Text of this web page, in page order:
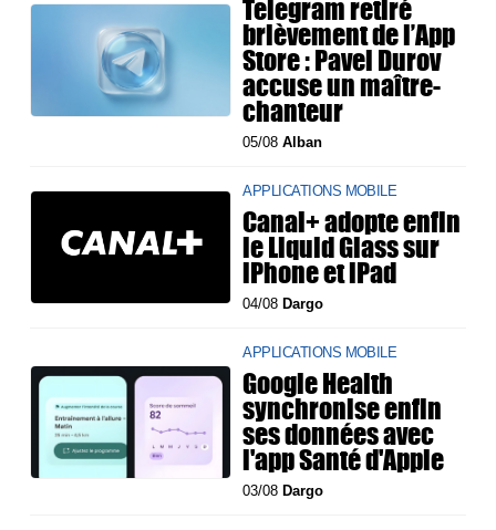
Telegram retiré
brièvement de l’App
Store : Pavel Durov
accuse un maître-
chanteur
05/08Alban
APPLICATIONS MOBILE
Canal+ adopte enfin
le Liquid Glass sur
iPhone et iPad
04/08 Dargo
APPLICATIONS MOBILE
Google Health
synchronise enfin
ses données avec
l'app Santé d'Apple
03/08 Dargo